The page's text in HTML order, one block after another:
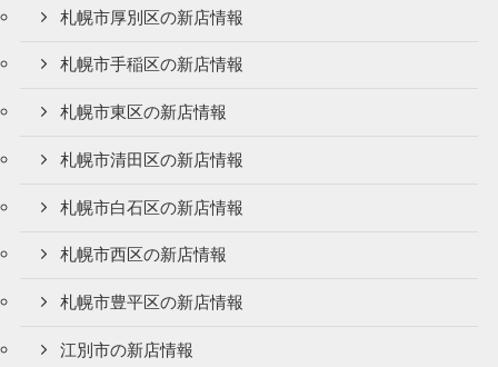
札幌市厚別区の新店情報
札幌市手稲区の新店情報
札幌市東区の新店情報
札幌市清田区の新店情報
札幌市白石区の新店情報
札幌市西区の新店情報
札幌市豊平区の新店情報
江別市の新店情報